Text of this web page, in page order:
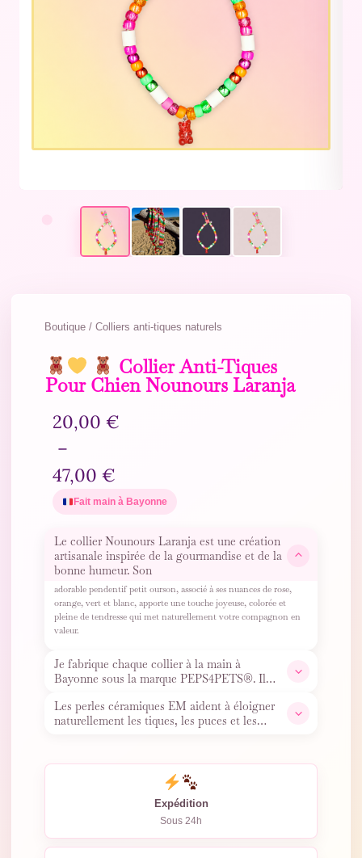
Boutique / Colliers anti-tiques naturels
Collier Anti-Tiques
Pour Chien Nounours Laranja
20,00 €
–
47,00 €
Fait main à Bayonne
Le collier Nounours Laranja est une création
artisanale inspirée de la gourmandise et de la
bonne humeur. Son
adorable pendentif petit ourson, associé à ses nuances de rose,
orange, vert et blanc, apporte une touche joyeuse, colorée et
pleine de tendresse qui met naturellement votre compagnon en
valeur.
Je fabrique chaque collier à la main à
Bayonne sous la marque PEPS4PETS®. Il
Les perles céramiques EM aident à éloigner
naturellement les tiques, les puces et les
Expédition
Sous 24h